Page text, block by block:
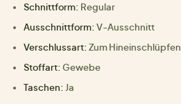
Schnittform: Regular
Ausschnittform: V-Ausschnitt
Verschlussart: Zum Hineinschlüpfen
Stoffart: Gewebe
Taschen: Ja